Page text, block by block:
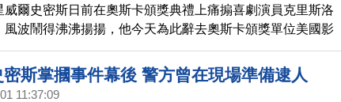
威爾史密斯日前在奧斯卡頒獎典禮上痛搧喜劇演員克里斯洛
風波鬧得沸沸揚揚，他今天為此辭去奧斯卡頒獎單位美國影
員資格，並表示願意接受懲處。
密斯掌摑事件幕後 警方曾在現場準備逮人
11:37:09